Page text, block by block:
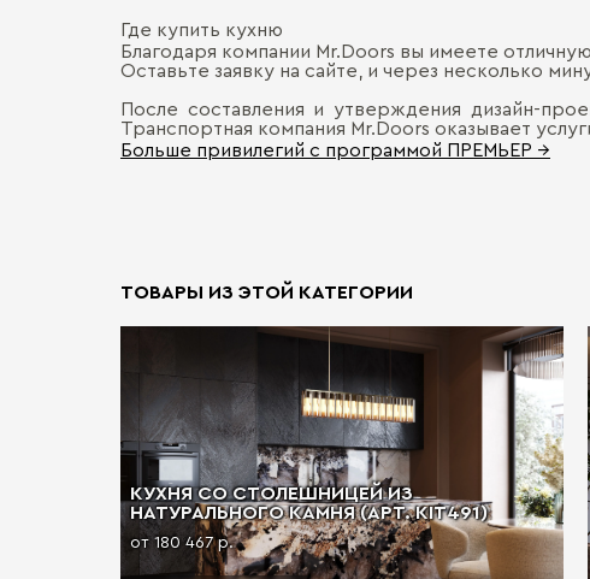
Где купить кухню
Благодаря компании Mr.Doors вы имеете
Оставьте заявку на сайте, и через несколько
После составления и утверждения дизайн-
Транспортная компания Mr.Doors оказывает
Больше привилегий с программой ПРЕМЬЕР →
ТОВАРЫ ИЗ ЭТОЙ КАТЕГОРИИ
КУХНЯ СО СТОЛЕШНИЦЕЙ ИЗ
НАТУРАЛЬНОГО КАМНЯ (АРТ. KIT491)
от 180 467 р.